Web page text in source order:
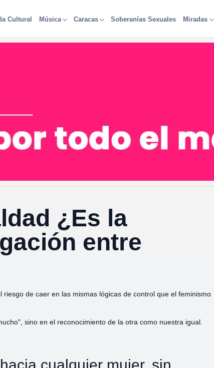
Cultural Música Caracas Soberanías Sexuales Miradas
¿Es la
entre
de caer en las mismas lógicas de control que el feminismo
sino en el reconocimiento de la otra como nuestra igual.
cualquier mujer, sin